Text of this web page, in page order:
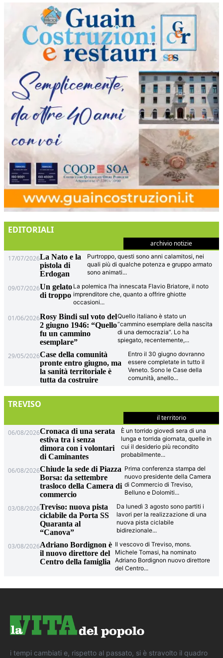
EDITORIALI
archivio notizie
17/07/2026La Nato e la
pistola di
Erdogan
Purtroppo, questi sono anni calamitosi, nei
quali più di qualche potenza e gruppo armato
sono animati...
09/07/2026Un gelato
di troppo
La polemica l’ha innescata Flavio Briatore, il noto
imprenditore che, quanto a offrire ghiotte
occasioni...
01/06/2026Rosy Bindi sul voto del
2 giugno 1946: “Quello
fu un cammino
esemplare”
Quello italiano è stato un
“cammino esemplare della nascita
di una democrazia”. Lo ha
spiegato, recentemente,...
29/05/2026Case della comunità
pronte entro giugno, ma
la sanità territoriale è
tutta da costruire
Entro il 30 giugno dovranno
essere completate in tutto il
Veneto. Sono le Case della
comunità, anello...
TREVISO
il territorio
06/08/2026Cronaca di una serata
estiva tra i senza
dimora con i volontari
di Caminantes
È un torrido giovedì sera di una
lunga e torrida giornata, quelle in
cui il desiderio più recondito
probabilmente...
06/08/2026Chiude la sede di Piazza
Borsa: da settembre
trasloco della Camera di
commercio
Prima conferenza stampa del
nuovo presidente della Camera
di Commercio di Treviso,
Belluno e Dolomiti...
03/08/2026Treviso: nuova pista
ciclabile da Porta SS
Quaranta al
“Canova”
Da lunedì 3 agosto sono partiti i
lavori per la realizzazione di una
nuova pista ciclabile
bidirezionale...
03/08/2026Adriano Bordignon è
il nuovo direttore del
Centro della famiglia
Il vescovo di Treviso, mons.
Michele Tomasi, ha nominato
Adriano Bordignon nuovo direttore
del Centro...
i tempi cambiati e, rispetto al passato, si è stravolto il quadro